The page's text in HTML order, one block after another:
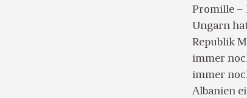
Promille –
Ungarn
Republik
immer
immer
Albanien